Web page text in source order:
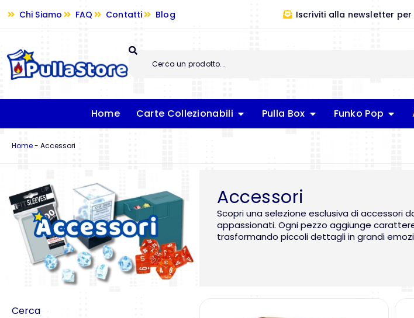
Chi Siamo FAQ Contatti Blog Iscriviti alla newsletter per
Home Carte Collezionabili Pulla Box Funko Pop
Home- Accessori
Accessori
Scopri una selezione esclusiva di accessori
appassionati. Ogni pezzo aggiunge
trasformando piccoli dettagli in grandi
Cerca